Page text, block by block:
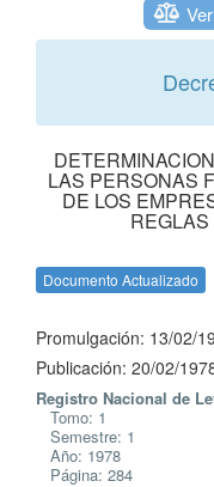
LAS PERSONAS
DE LOS
Documento Actualizado
Promulgación: 13/02/
Publicación: 20/02/
Registro Nacional de
Tomo: 1
Semestre: 1
Año: 1978
Página: 284